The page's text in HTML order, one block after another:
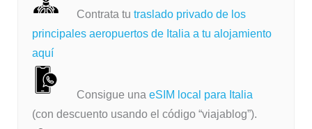
Contrata tu traslado privado de los
principales aeropuertos de Italia a tu alojamiento
aquí
Consigue una eSIM local para Italia
(con descuento usando el código “viajablog”).